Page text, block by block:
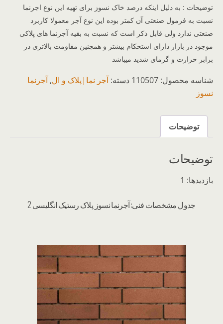
توضیحات : به دلیل اینکه درصد خاک نسوز برای تهیه این نوع اجرنما
نسبت به فرمول صنعتی آن کمتر بوده این نوع آجر معمولا کاربرد
صنعتی ندارد ولی قابل ذکر است که نسبت به بقیه آجرنما های پلاکی
موجود در بازار دارای استحکام بیشتر و همچنین مقاومت بالاتری در
برابر حرارت و گرمای شدید میباشد
شناسه محصول: 110507 دسته: آجر نما|پلاک و ال, آجرنما
نسوز
توضیحات
توضیحات
بازدیدها: 1
جدول مشخصات فنی: آجرنما نسوز پلاک رستیک انگلیسی 2